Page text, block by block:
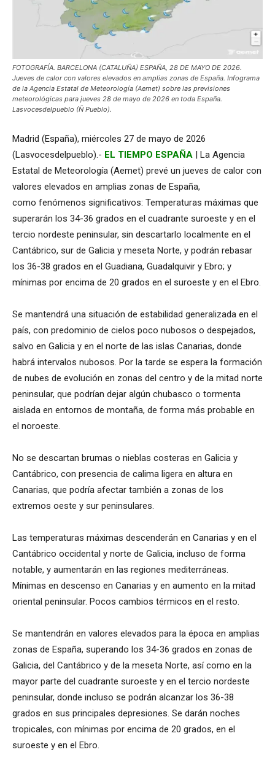
FOTOGRAFÍA. BARCELONA (CATALUÑA) ESPAÑA, 28 DE MAYO DE 2026.
Jueves de calor con valores elevados en amplias zonas de España. Infograma
de la Agencia Estatal de Meteorología (Aemet) sobre las previsiones
meteorológicas para jueves 28 de mayo de 2026 en toda España.
Lasvocesdelpueblo (Ñ Pueblo).
Madrid (España), miércoles 27 de mayo de 2026
(Lasvocesdelpueblo).- EL TIEMPO ESPAÑA | La Agencia
Estatal de Meteorología (Aemet) prevé un jueves de calor con
valores elevados en amplias zonas de España,
como fenómenos significativos: Temperaturas máximas que
superarán los 34-36 grados en el cuadrante suroeste y en el
tercio nordeste peninsular, sin descartarlo localmente en el
Cantábrico, sur de Galicia y meseta Norte, y podrán rebasar
los 36-38 grados en el Guadiana, Guadalquivir y Ebro; y
mínimas por encima de 20 grados en el suroeste y en el Ebro.
Se mantendrá una situación de estabilidad generalizada en el
país, con predominio de cielos poco nubosos o despejados,
salvo en Galicia y en el norte de las islas Canarias, donde
habrá intervalos nubosos. Por la tarde se espera la formación
de nubes de evolución en zonas del centro y de la mitad norte
peninsular, que podrían dejar algún chubasco o tormenta
aislada en entornos de montaña, de forma más probable en
el noroeste.
No se descartan brumas o nieblas costeras en Galicia y
Cantábrico, con presencia de calima ligera en altura en
Canarias, que podría afectar también a zonas de los
extremos oeste y sur peninsulares.
Las temperaturas máximas descenderán en Canarias y en el
Cantábrico occidental y norte de Galicia, incluso de forma
notable, y aumentarán en las regiones mediterráneas.
Mínimas en descenso en Canarias y en aumento en la mitad
oriental peninsular. Pocos cambios térmicos en el resto.
Se mantendrán en valores elevados para la época en amplias
zonas de España, superando los 34-36 grados en zonas de
Galicia, del Cantábrico y de la meseta Norte, así como en la
mayor parte del cuadrante suroeste y en el tercio nordeste
peninsular, donde incluso se podrán alcanzar los 36-38
grados en sus principales depresiones. Se darán noches
tropicales, con mínimas por encima de 20 grados, en el
suroeste y en el Ebro.